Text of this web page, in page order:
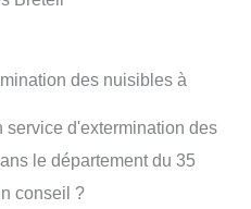
des nuisibles à
service d'extermination des
le département du 35
conseil ?